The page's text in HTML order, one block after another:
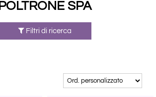
POLTRONE SPA
Filtri di ricerca